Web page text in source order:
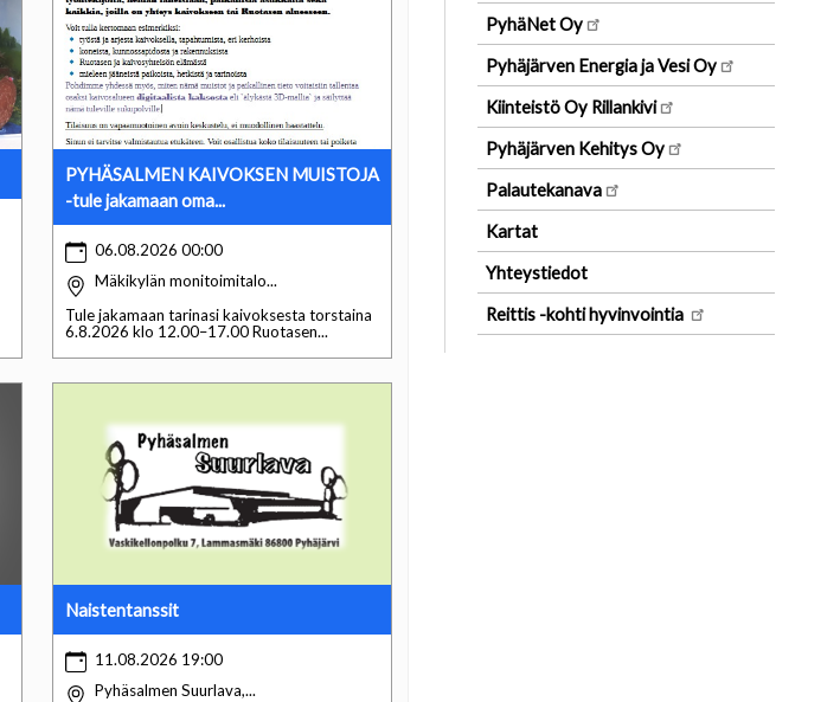
PYHÄSALMEN KAIVOKSEN MUISTOJA
-tule jakamaan oma...
06.08.2026 00:00
Mäkikylän monitoimitalo...
Tule jakamaan tarinasi kaivoksesta torstaina
6.8.2026 klo 12.00–17.00 Ruotasen...
Naistentanssit
11.08.2026 19:00
Pyhäsalmen Suurlava,...
PyhäNet Oy
Pyhäjärven Energia ja Vesi Oy
Kiinteistö Oy Rillankivi
Pyhäjärven Kehitys Oy
Palautekanava
Kartat
Yhteystiedot
Reittis -kohti hyvinvointia